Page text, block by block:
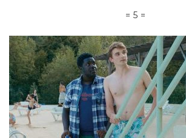
= 5 =